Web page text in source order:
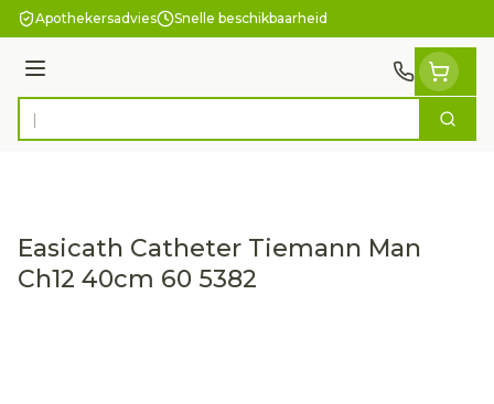
Ga naar de inhoud
Apothekersadvies Snelle beschikbaarheid
Menu
Product, merk, categorie... Zoek
Easicath Catheter Tiemann Man
Ch12 40cm 60 5382